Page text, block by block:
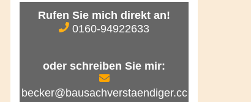
Rufen Sie mich direkt an!
0160-94922633
oder schreiben Sie mir:
becker@bausachverstaendiger.cc